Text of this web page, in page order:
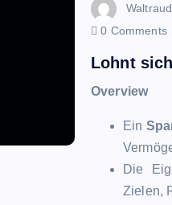
Waltraud
0 Comments
Lohnt
Overview
Ein
Die
Zielen,